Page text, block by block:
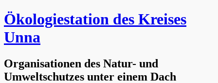
Ökologiestation des Kreises
Unna
Organisationen des Natur- und
Umweltschutzes unter einem Dach